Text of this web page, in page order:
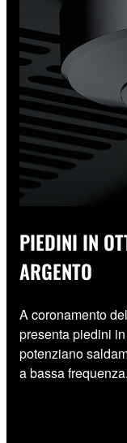
PIEDINI IN
ARGENTO
A coronamento
presenta piedini
potenziano
a bassa